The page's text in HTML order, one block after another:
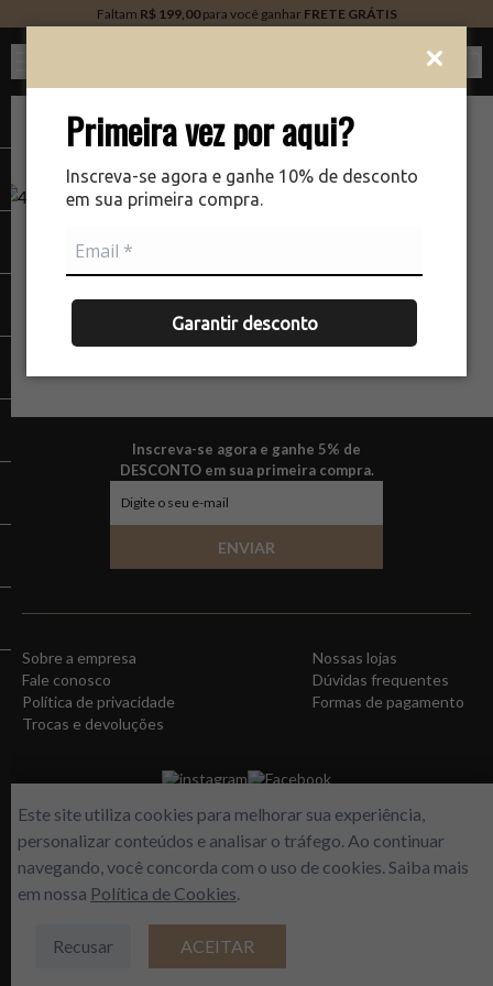
Primeira vez por aqui?
Inscreva-se agora e ganhe 10% de desconto
em sua primeira compra.
Garantir desconto
Faltam R$ 199,00para você ganhar FRETE GRÁTIS
NÃO ENCONTRAMOS A PÁGINA QUE VOCÊ ESTÁ
PROCURANDO.
Este site utiliza cookies para melhorar sua experiência,
personalizar conteúdos e analisar o tráfego. Ao continuar
navegando, você concorda com o uso de cookies. Saiba mais
em nossa Política de Cookies.
Recusar ACEITAR
Inscreva-se agora e ganhe 5% de
DESCONTO em sua primeira compra.
ENVIAR
Sobre a empresa
Nossas lojas
Fale conosco
Dúvidas frequentes
Política de privacidade
Formas de pagamento
Trocas e devoluções
instagram Facebook
WORLD FREE - Max Comercio de Perfumes LTDA | Estrada do Gabinal, 313 –